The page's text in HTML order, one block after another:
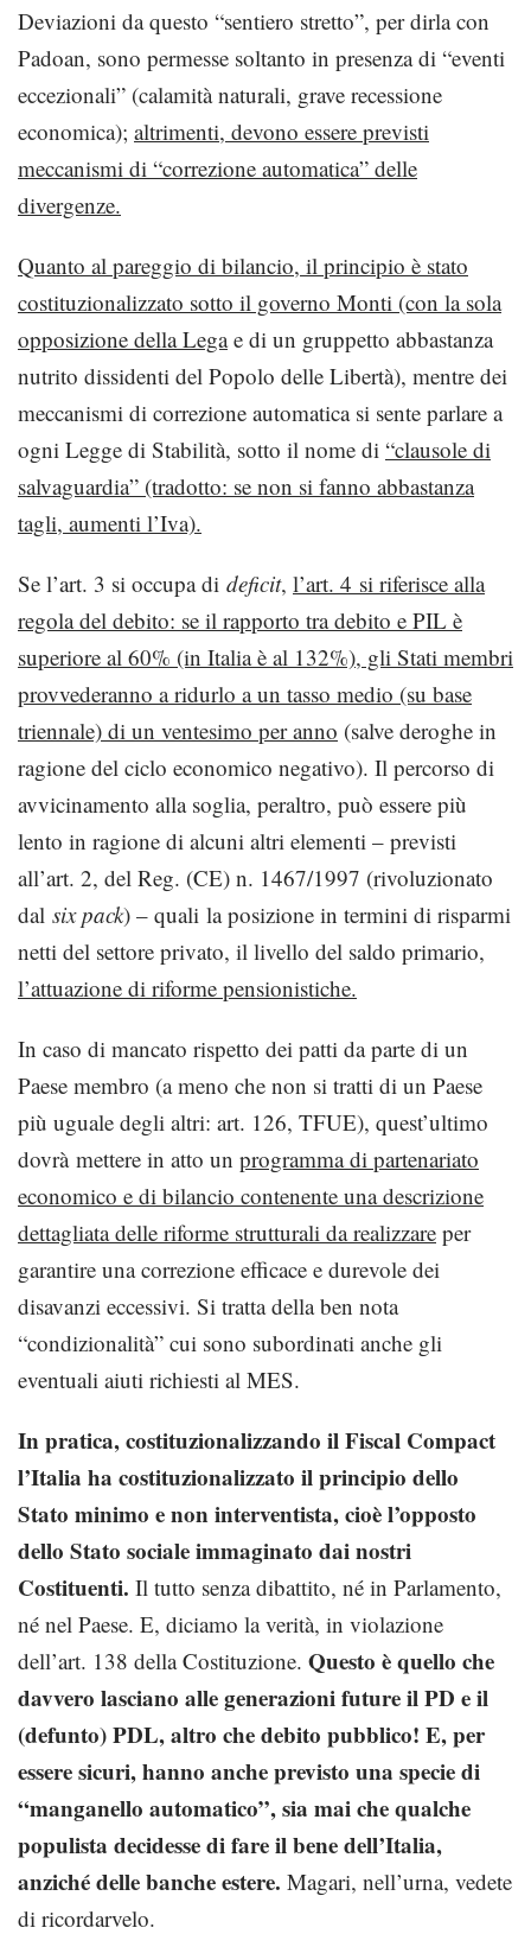
Deviazioni da questo “sentiero stretto”, per dirla con
Padoan, sono permesse soltanto in presenza di “eventi
eccezionali” (calamità naturali, grave recessione
economica); altrimenti, devono essere previsti
meccanismi di “correzione automatica” delle
divergenze.
Quanto al pareggio di bilancio, il principio è stato
costituzionalizzato sotto il governo Monti (con la sola
opposizione della Legae di un gruppetto abbastanza
nutrito dissidenti del Popolo delle Libertà), mentre dei
meccanismi di correzione automatica si sente parlare a
ogni Legge di Stabilità, sotto il nome di “clausole di
salvaguardia” (tradotto: se non si fanno abbastanza
tagli, aumenti l’Iva).
Se l’art. 3 si occupa di deficit, l’art. 4 si riferisce alla
regola del debito: se il rapporto tra debito e PIL è
superiore al 60% (in Italia è al 132%), gli Stati membri
provvederanno a ridurlo a un tasso medio (su base
triennale) di un ventesimo per anno (salve deroghe in
ragione del ciclo economico negativo). Il percorso di
avvicinamento alla soglia, peraltro, può essere più
lento in ragione di alcuni altri elementi – previsti
all’art. 2, del Reg. (CE) n. 1467/1997 (rivoluzionato
dal six pack) – quali la posizione in termini di risparmi
netti del settore privato, il livello del saldo primario,
l’attuazione di riforme pensionistiche.
In caso di mancato rispetto dei patti da parte di un
Paese membro (a meno che non si tratti di un Paese
più uguale degli altri: art. 126, TFUE), quest’ultimo
dovrà mettere in atto un programma di partenariato
economico e di bilancio contenente una descrizione
dettagliata delle riforme strutturali da realizzare per
garantire una correzione efficace e durevole dei
disavanzi eccessivi. Si tratta della ben nota
“condizionalità” cui sono subordinati anche gli
eventuali aiuti richiesti al MES.
In pratica, costituzionalizzando il Fiscal Compact
l’Italia ha costituzionalizzato il principio dello
Stato minimo e non interventista, cioè l’opposto
dello Stato sociale immaginato dai nostri
Costituenti. Il tutto senza dibattito, né in Parlamento,
né nel Paese. E, diciamo la verità, in violazione
dell’art. 138 della Costituzione. Questo è quello che
davvero lasciano alle generazioni future il PD e il
(defunto) PDL, altro che debito pubblico! E, per
essere sicuri, hanno anche previsto una specie di
“manganello automatico”, sia mai che qualche
populista decidesse di fare il bene dell’Italia,
anziché delle banche estere. Magari, nell’urna, vedete
di ricordarvelo.